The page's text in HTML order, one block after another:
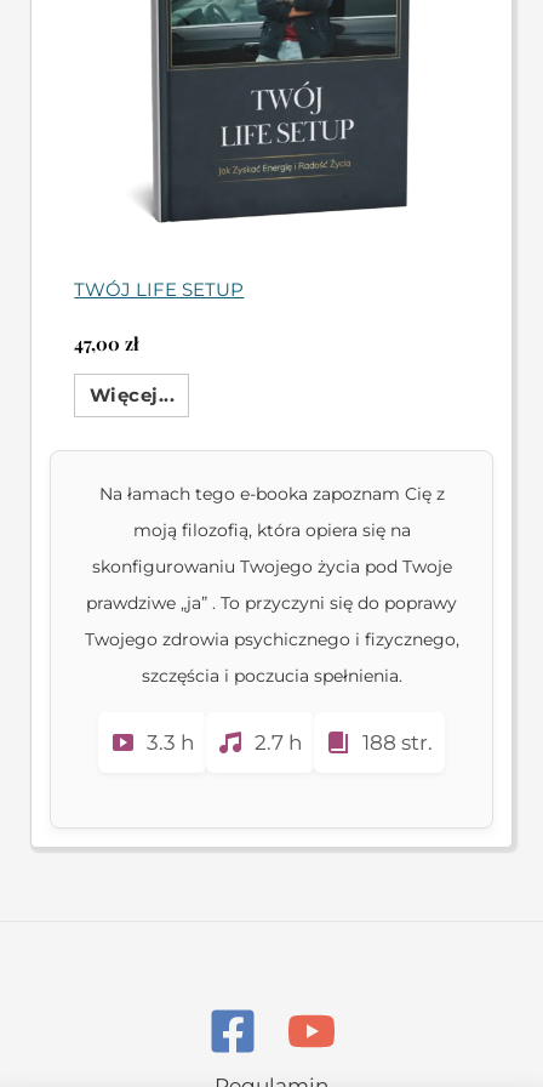
TWÓJ LIFE SETUP
47,00zł
Więcej...
Na łamach tego e-booka zapoznam Cię z
moją filozofią, która opiera się na
skonfigurowaniu Twojego życia pod Twoje
prawdziwe „ja” . To przyczyni się do poprawy
Twojego zdrowia psychicznego i fizycznego,
szczęścia i poczucia spełnienia.
3.3 h 2.7 h 188 str.